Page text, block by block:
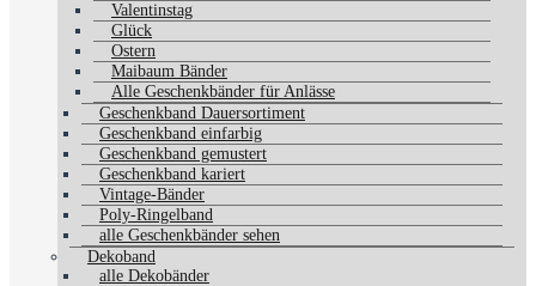
Valentinstag
Glück
Ostern
Maibaum Bänder
Alle Geschenkbänder für Anlässe
Geschenkband Dauersortiment
Geschenkband einfarbig
Geschenkband gemustert
Geschenkband kariert
Vintage-Bänder
Poly-Ringelband
alle Geschenkbänder sehen
Dekoband
alle Dekobänder